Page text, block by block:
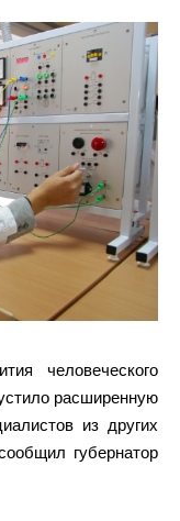
человеческого
расширенную
из других
губернатор